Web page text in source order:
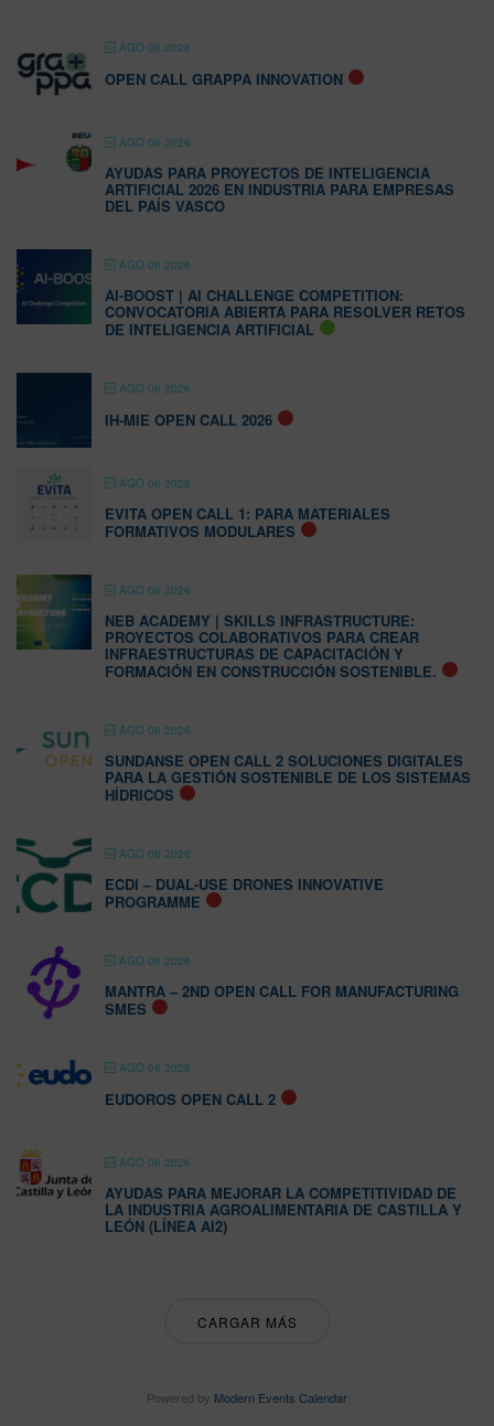
AGO 06 2026
OPEN CALL GRAPPA INNOVATION
AGO 06 2026
AYUDAS PARA PROYECTOS DE INTELIGENCIA
ARTIFICIAL 2026 EN INDUSTRIA PARA EMPRESAS
DEL PAÍS VASCO
AGO 06 2026
AI-BOOST | AI CHALLENGE COMPETITION:
CONVOCATORIA ABIERTA PARA RESOLVER RETOS
DE INTELIGENCIA ARTIFICIAL
AGO 06 2026
IH-MIE OPEN CALL 2026
AGO 06 2026
EVITA OPEN CALL 1: PARA MATERIALES
FORMATIVOS MODULARES
AGO 06 2026
NEB ACADEMY | SKILLS INFRASTRUCTURE:
PROYECTOS COLABORATIVOS PARA CREAR
INFRAESTRUCTURAS DE CAPACITACIÓN Y
FORMACIÓN EN CONSTRUCCIÓN SOSTENIBLE.
AGO 06 2026
SUNDANSE OPEN CALL 2 SOLUCIONES DIGITALES
PARA LA GESTIÓN SOSTENIBLE DE LOS SISTEMAS
HÍDRICOS
AGO 06 2026
ECDI – DUAL-USE DRONES INNOVATIVE
PROGRAMME
AGO 06 2026
MANTRA – 2ND OPEN CALL FOR MANUFACTURING
SMES
AGO 06 2026
EUDOROS OPEN CALL 2
AGO 06 2026
AYUDAS PARA MEJORAR LA COMPETITIVIDAD DE
LA INDUSTRIA AGROALIMENTARIA DE CASTILLA Y
LEÓN (LÍNEA AI2)
CARGAR MÁS
Powered by Modern Events Calendar